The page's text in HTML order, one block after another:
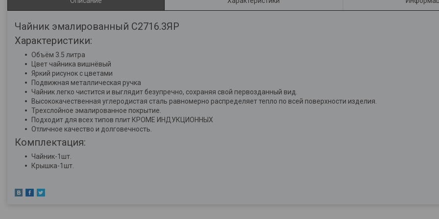
Чайник эмалированный C2716.3ЯР
Характеристики:
Объём 3.5 литра
Цвет чайника вишнёвый
Яркий рисунок с цветами
Подвижная металлическая ручка
Чайник легко чистится и выглядит безупречно, сохраняя свой первозданный вид.
Высококачественная углеродистая сталь равномерно распределяет тепло по всей поверхности изделия.
Трехслойное эмалированное покрытие.
Подходит для всех типов плит КРОМЕ ИНДУКЦИОННЫХ
Отличное качество и долговечность.
Комплектация:
Чайник-1шт.
Крышка-1шт.